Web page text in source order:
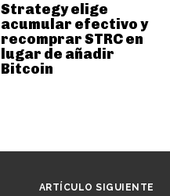
Strategy elige
acumular efectivo y
recomprar STRC en
lugar de añadir
Bitcoin
ARTÍCULO SIGUIENTE